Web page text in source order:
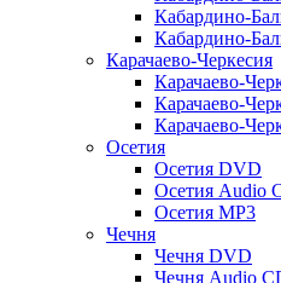
Кабардино-
Кабардино-
Карачаево-Черкесия
Карачаево-
Карачаево-
Карачаево-
Осетия
Осетия DVD
Осетия Audio
Осетия MP3
Чечня
Чечня DVD
Чечня Audio